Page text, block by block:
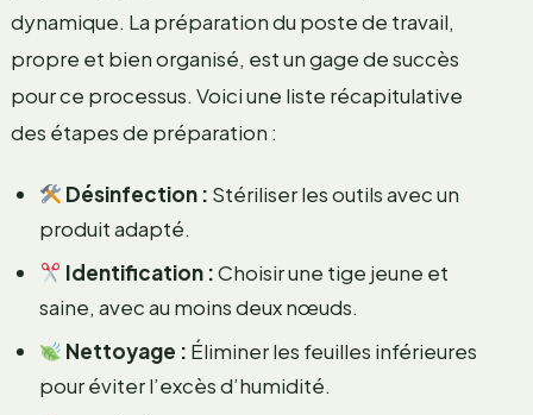
dynamique. La préparation du poste de travail,
propre et bien organisé, est un gage de succès
pour ce processus. Voici une liste récapitulative
des étapes de préparation :
Désinfection : Stériliser les outils avec un
produit adapté.
Identification :Choisir une tige jeune et
saine, avec au moins deux nœuds.
Nettoyage : Éliminer les feuilles inférieures
pour éviter l’excès d’humidité.